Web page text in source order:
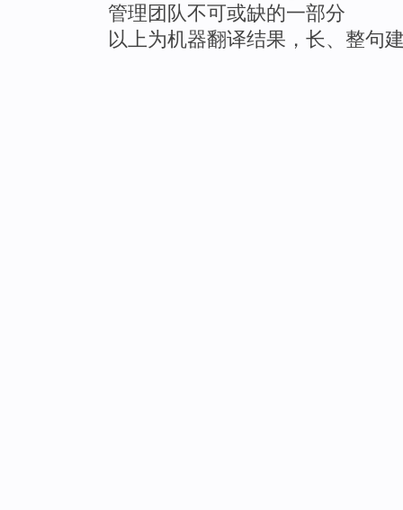
管理团队不可或缺的一部分
以上为机器翻译结果，长、整句